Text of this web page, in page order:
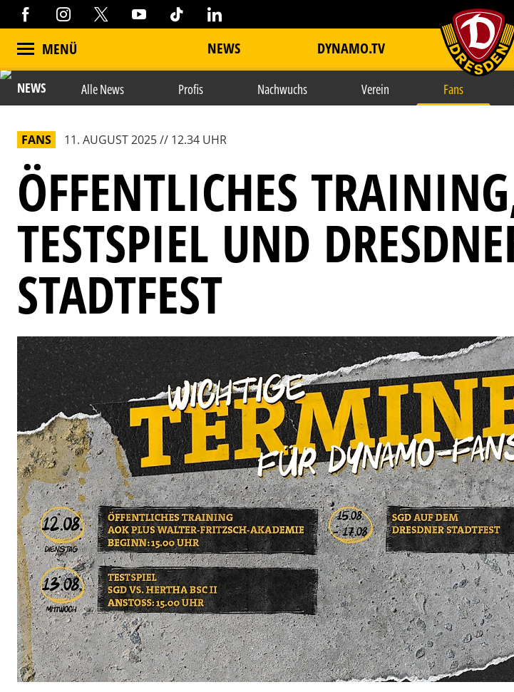
MENÜ NEWS DYNAMO.TV item.title
NEWS Alle News Profis Nachwuchs Verein Fans
FANS 11. AUGUST 2025 // 12.34 UHR
ÖFFENTLICHES
TESTSPIEL UND
STADTFEST